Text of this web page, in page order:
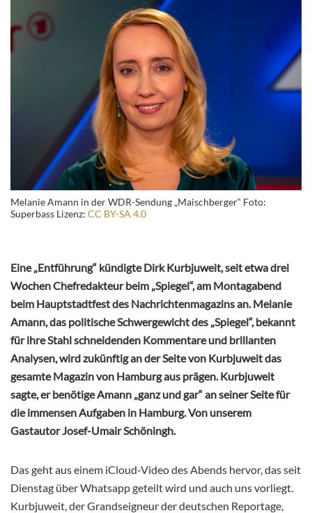
Melanie Amann in der WDR-Sendung „Maischberger“ Foto:
Superbass Lizenz: CC BY-SA 4.0
Eine „Entführung“ kündigte Dirk Kurbjuweit, seit etwa drei
Wochen Chefredakteur beim „Spiegel“, am Montagabend
beim Hauptstadtfest des Nachrichtenmagazins an. Melanie
Amann, das politische Schwergewicht des „Spiegel“, bekannt
für ihre Stahl schneidenden Kommentare und brillanten
Analysen, wird zukünftig an der Seite von Kurbjuweit das
gesamte Magazin von Hamburg aus prägen. Kurbjuweit
sagte, er benötige Amann „ganz und gar“ an seiner Seite für
die immensen Aufgaben in Hamburg. Von unserem
Gastautor Josef-Umair Schöningh.
Das geht aus einem iCloud-Video des Abends hervor, das seit
Dienstag über Whatsapp geteilt wird und auch uns vorliegt.
Kurbjuweit, der Grandseigneur der deutschen Reportage,